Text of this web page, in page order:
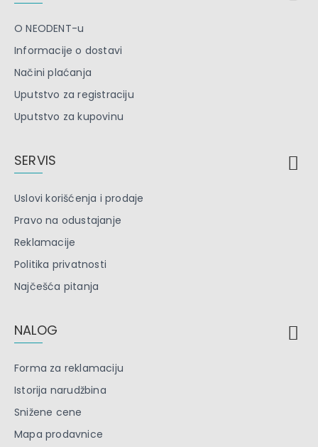
O NEODENT-u
Informacije o dostavi
Načini plaćanja
Uputstvo za registraciju
Uputstvo za kupovinu
SERVIS
Uslovi korišćenja i prodaje
Pravo na odustajanje
Reklamacije
Politika privatnosti
Najčešća pitanja
NALOG
Forma za reklamaciju
Istorija narudžbina
Snižene cene
Mapa prodavnice